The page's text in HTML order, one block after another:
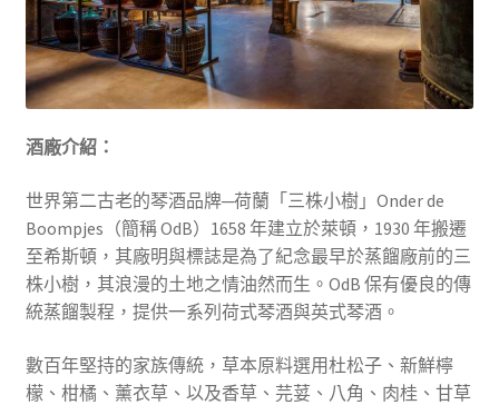
酒廠介紹：
世界第二古老的琴酒品牌─荷蘭「三株小樹」Onder de
Boompjes（簡稱 OdB）1658 年建立於萊頓，1930 年搬遷
至希斯頓，其廠明與標誌是為了紀念最早於蒸餾廠前的三
株小樹，其浪漫的土地之情油然而生。OdB 保有優良的傳
統蒸餾製程，提供一系列荷式琴酒與英式琴酒。
數百年堅持的家族傳統，草本原料選用杜松子、新鮮檸
檬、柑橘、薰衣草、以及香草、芫荽、八角、肉桂、甘草